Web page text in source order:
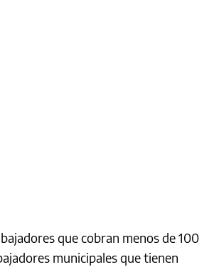
que cobran menos de 100
municipales que tienen